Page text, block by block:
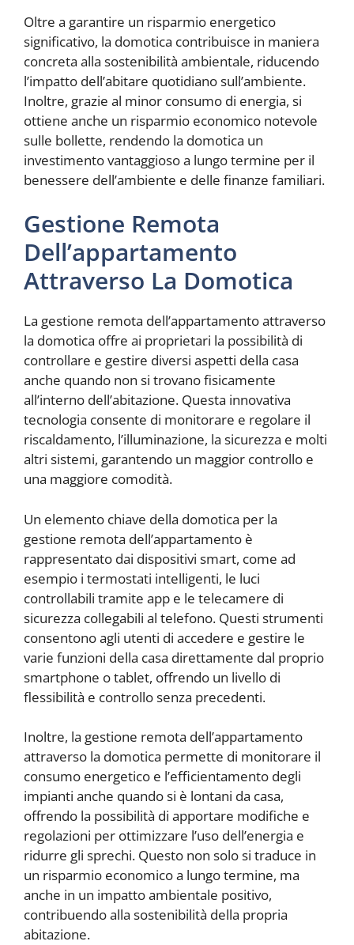
Oltre a garantire un risparmio energetico
significativo, la domotica contribuisce in maniera
concreta alla sostenibilità ambientale, riducendo
l’impatto dell’abitare quotidiano sull’ambiente.
Inoltre, grazie al minor consumo di energia, si
ottiene anche un risparmio economico notevole
sulle bollette, rendendo la domotica un
investimento vantaggioso a lungo termine per il
benessere dell’ambiente e delle finanze familiari.
Gestione Remota
Dell’appartamento
Attraverso La Domotica
La gestione remota dell’appartamento attraverso
la domotica offre ai proprietari la possibilità di
controllare e gestire diversi aspetti della casa
anche quando non si trovano fisicamente
all’interno dell’abitazione. Questa innovativa
tecnologia consente di monitorare e regolare il
riscaldamento, l’illuminazione, la sicurezza e molti
altri sistemi, garantendo un maggior controllo e
una maggiore comodità.
Un elemento chiave della domotica per la
gestione remota dell’appartamento è
rappresentato dai dispositivi smart, come ad
esempio i termostati intelligenti, le luci
controllabili tramite app e le telecamere di
sicurezza collegabili al telefono. Questi strumenti
consentono agli utenti di accedere e gestire le
varie funzioni della casa direttamente dal proprio
smartphone o tablet, offrendo un livello di
flessibilità e controllo senza precedenti.
Inoltre, la gestione remota dell’appartamento
attraverso la domotica permette di monitorare il
consumo energetico e l’efficientamento degli
impianti anche quando si è lontani da casa,
offrendo la possibilità di apportare modifiche e
regolazioni per ottimizzare l’uso dell’energia e
ridurre gli sprechi. Questo non solo si traduce in
un risparmio economico a lungo termine, ma
anche in un impatto ambientale positivo,
contribuendo alla sostenibilità della propria
abitazione.